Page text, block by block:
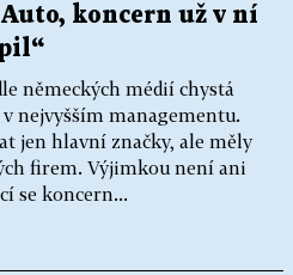
koncern už v ní
německých médií chystá
nejvyšším managementu.
jen hlavní značky, ale měly
firem. Výjimkou není ani
se koncern...